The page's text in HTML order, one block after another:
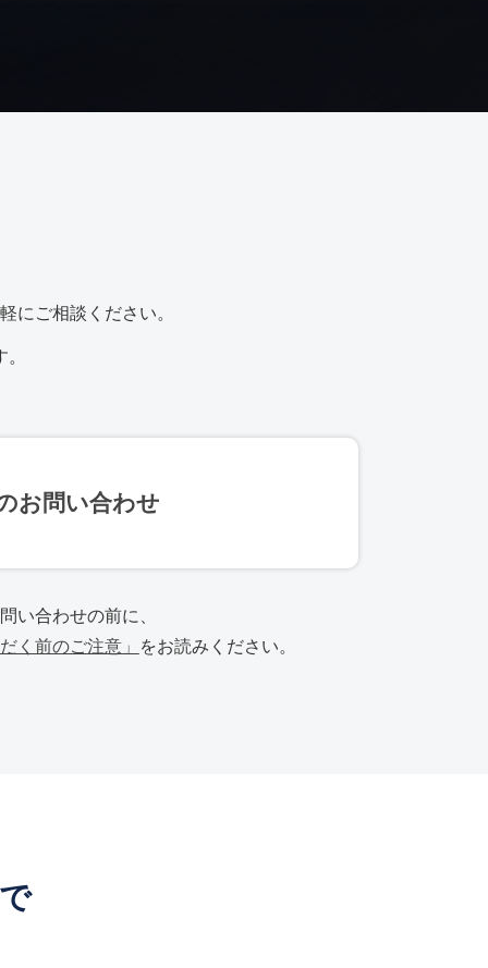
にご相談ください。
お問い合わせ
い合わせの前に、
く前のご注意」
をお読みください。